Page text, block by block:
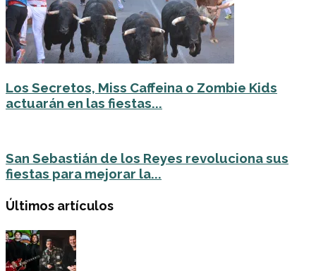
Los Secretos, Miss Caffeina o Zombie Kids
actuarán en las fiestas...
San Sebastián de los Reyes revoluciona sus
fiestas para mejorar la...
Últimos artículos